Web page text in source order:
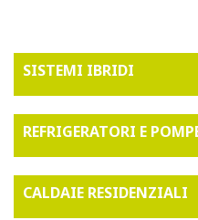
SISTEMI IBRIDI
REFRIGERATORI E
CALDAIE RESIDENZIALI